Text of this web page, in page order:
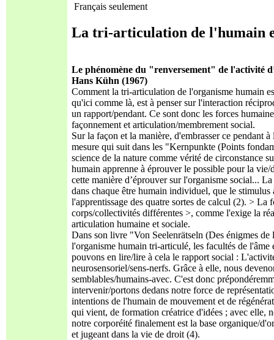
Français seulement
La tri-articulation de l'humain
Le phénomène du "renversement" de l'activité
Hans Kühn (1967)
Comment la tri-articulation de l'organisme humain
qu'ici comme là, est à penser sur l'interaction
un rapport/pendant. Ce sont donc les forces
façonnement et articulation/membrement social.
Sur la façon et la manière, d'embrasser ce pendant
mesure qui suit dans les "Kernpunkte (Points
science de la nature comme vérité de circonstance
humain apprenne à éprouver le possible pour la
cette manière d’éprouver sur l'organisme social...
dans chaque être humain individuel, que le
l'apprentissage des quatre sortes de calcul (2). >
corps/collectivités différentes >, comme l'exige la
articulation humaine et sociale.
Dans son livre "Von Seelenrätseln (Des énigmes
l'organisme humain tri-articulé, les facultés de l'âme
pouvons en lire/lire à cela le rapport social :
neurosensoriel/sens-nerfs. Grâce à elle, nous
semblables/humains-avec. C'est donc
intervenir/portons dedans notre force de
intentions de l'humain de mouvement et de
qui vient, de formation créatrice d'idées ; avec elle,
notre corporéité finalement est la base organique/
et jugeant dans la vie de droit (4).